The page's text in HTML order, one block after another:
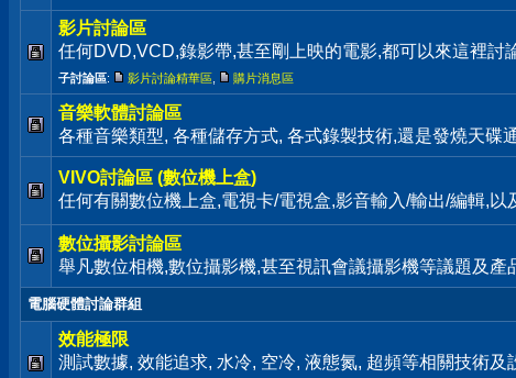
影片討論區
任何DVD,VCD,錄影帶,甚至剛上映的電影,都可以來這裡討
子討論區: 影片討論精華區 購片消息區
音樂軟體討論區
各種音樂類型, 各種儲存方式, 各式錄製技術,還是發燒天碟
VIVO討論區 (數位機上盒)
任何有關數位機上盒,電視卡/電視盒,影音輸入/輸出/編輯,
數位攝影討論區
舉凡數位相機,數位攝影機,甚至視訊會議攝影機等議題及
電腦硬體討論群組
效能極限
測試數據, 效能追求, 水冷, 空冷, 液態氮, 超頻等相關技術及